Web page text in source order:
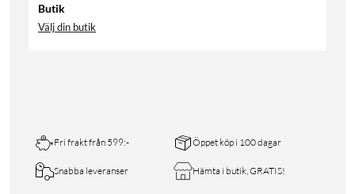
Butik
Välj din butik
Fri frakt från 599:- Öppet köp i 100 dagar
Snabba leveranser Hämta i butik, GRATIS!